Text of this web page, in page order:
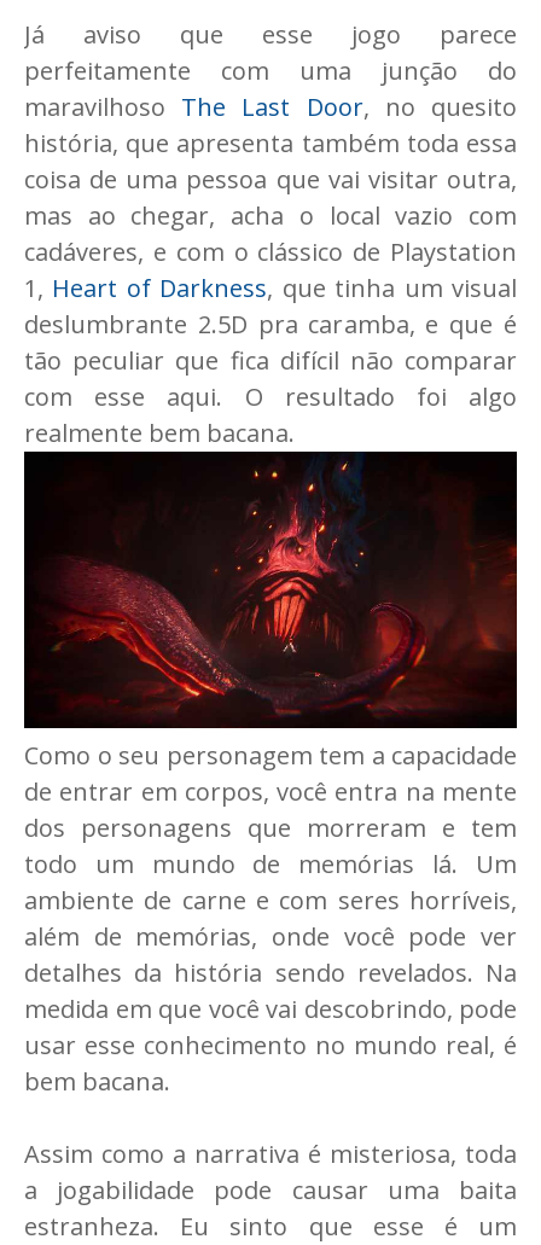
Já aviso que esse jogo parece
perfeitamente com uma junção do
maravilhoso The Last Door, no quesito
história, que apresenta também toda essa
coisa de uma pessoa que vai visitar outra,
mas ao chegar, acha o local vazio com
cadáveres, e com o clássico de Playstation
1, Heart of Darkness, que tinha um visual
deslumbrante 2.5D pra caramba, e que é
tão peculiar que fica difícil não comparar
com esse aqui. O resultado foi algo
realmente bem bacana.
Como o seu personagem tem a capacidade
de entrar em corpos, você entra na mente
dos personagens que morreram e tem
todo um mundo de memórias lá. Um
ambiente de carne e com seres horríveis,
além de memórias, onde você pode ver
detalhes da história sendo revelados. Na
medida em que você vai descobrindo, pode
usar esse conhecimento no mundo real, é
bem bacana.
Assim como a narrativa é misteriosa, toda
a jogabilidade pode causar uma baita
estranheza. Eu sinto que esse é um